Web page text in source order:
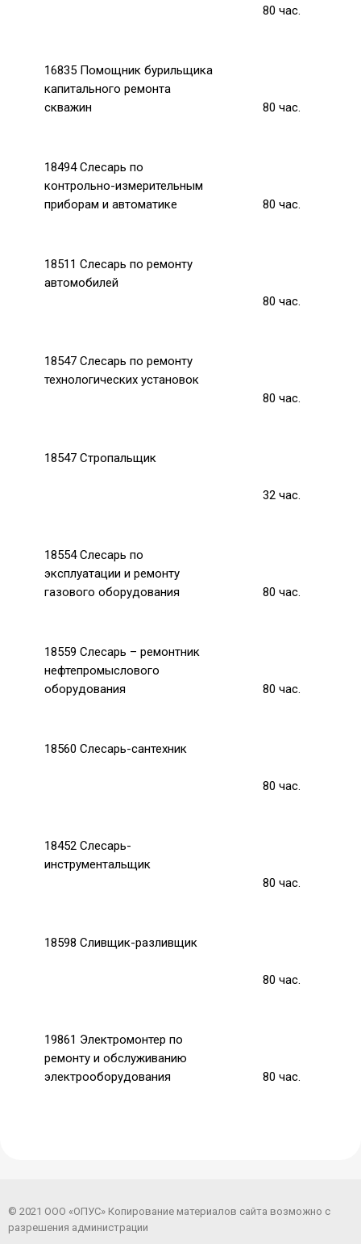
80час.
16835 Помощник бурильщика
капитального ремонта
скважин
80час.
18494 Слесарь по
контрольно-измерительным
приборам и автоматике
80час.
18511 Слесарь по ремонту
автомобилей
80час.
18547 Слесарь по ремонту
технологических установок
80час.
18547 Стропальщик
32час.
18554 Слесарь по
эксплуатации и ремонту
газового оборудования
80час.
18559 Слесарь – ремонтник
нефтепромыслового
оборудования
80час.
18560 Слесарь-сантехник
80час.
18452 Слесарь-
инструментальщик
80час.
18598 Сливщик-разливщик
80час.
19861 Электромонтер по
ремонту и обслуживанию
электрооборудования
80час.
© 2021 ООО «ОПУС» Копирование материалов сайта возможно с
разрешения администрации